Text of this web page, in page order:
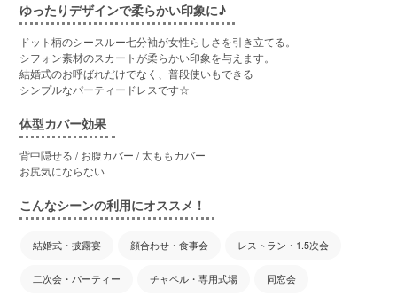
ゆったりデザインで柔らかい印象に♪
ドット柄のシースルー七分袖が女性らしさを引き立てる。
シフォン素材のスカートが柔らかい印象を与えます。
結婚式のお呼ばれだけでなく、普段使いもできる
シンプルなパーティードレスです☆
体型カバー効果
背中隠せる / お腹カバー / 太ももカバー
お尻気にならない
こんなシーンの利用にオススメ！
結婚式・披露宴 顔合わせ・食事会 レストラン・1.5次会
二次会・パーティー チャペル・専用式場 同窓会